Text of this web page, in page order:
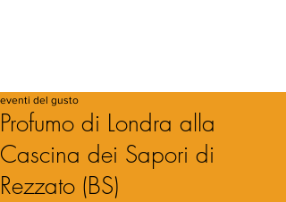
Profumo di Londra alla
Cascina dei Sapori di
Rezzato (BS)
eventi del gusto